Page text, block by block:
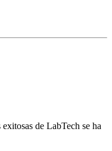
de LabTech se ha